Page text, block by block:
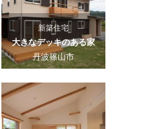
新築住宅
大きなデッキのある家
丹波篠山市